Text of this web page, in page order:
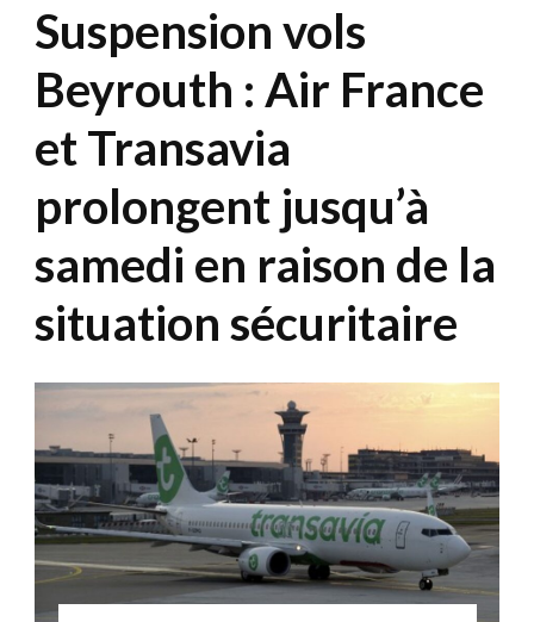
Suspension vols
Beyrouth : Air France
et Transavia
prolongent jusqu’à
samedi en raison de la
situation sécuritaire